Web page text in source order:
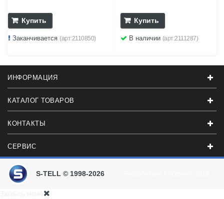
Купить
Заканчивается (арт:2110850)
Купить
В наличии (арт:2111287)
ИНФОРМАЦИЯ
КАТАЛОГ ТОВАРОВ
КОНТАКТЫ
СЕРВИС
S-TELL © 1998-2026